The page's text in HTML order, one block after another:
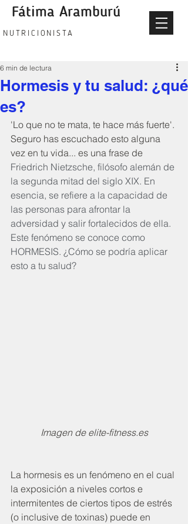
fatima aramburu nutricionista
Fátima Aramburú
NUTRICIONISTA
Hormesis y tu salud: ¿qué
es?
6 min de lectura
'Lo que no te mata, te hace más fuerte'.
Seguro has escuchado esto alguna
vez en tu vida... es una frase de
Friedrich Nietzsche, filósofo alemán de
la segunda mitad del siglo XIX. En
esencia, se refiere a la capacidad de
las personas para afrontar la
adversidad y salir fortalecidos de ella.
Este fenómeno se conoce como
HORMESIS. ¿Cómo se podría aplicar
esto a tu salud?
Imagen de elite-fitness.es
La hormesis es un fenómeno en el cual
la exposición a niveles cortos e
intermitentes de ciertos tipos de estrés
(o inclusive de toxinas) puede en